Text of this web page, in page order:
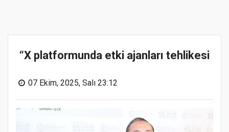
“X platformunda etki ajanları tehlikesi
07 Ekim, 2025, Salı 23:12